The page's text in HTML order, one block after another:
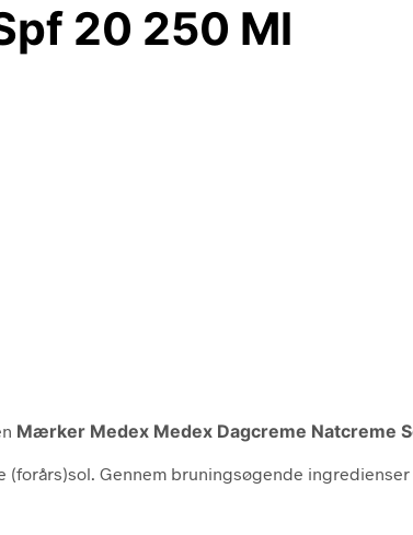
20 250 Ml
Mærker Medex Medex Dagcreme Natcreme
Gennem bruningsøgende